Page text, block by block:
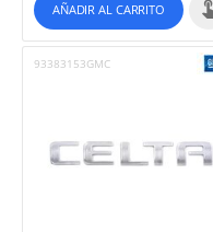
AÑADIR AL CARRITO
93383153GMC